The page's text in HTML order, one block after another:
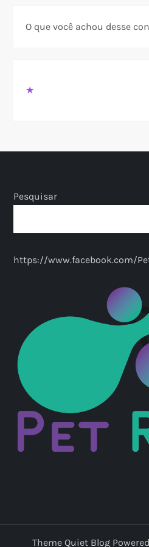
O que você achou desse
★
Pesquisar
https://www.facebook.com/
Theme Quiet Blog